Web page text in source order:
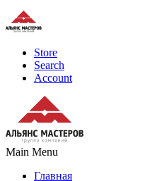
Store
Search
Account
Main Menu
Главная